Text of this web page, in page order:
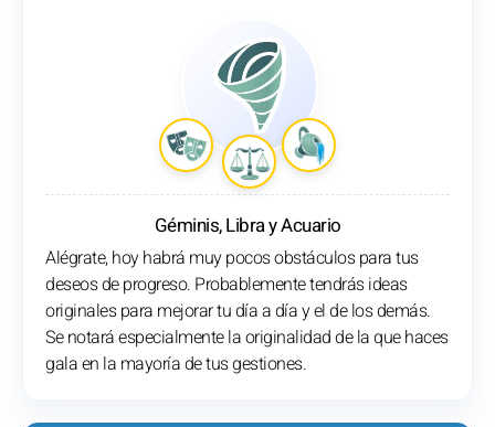
Géminis, Libra y Acuario
Alégrate, hoy habrá muy pocos obstáculos para tus
deseos de progreso. Probablemente tendrás ideas
originales para mejorar tu día a día y el de los demás.
Se notará especialmente la originalidad de la que haces
gala en la mayoría de tus gestiones.